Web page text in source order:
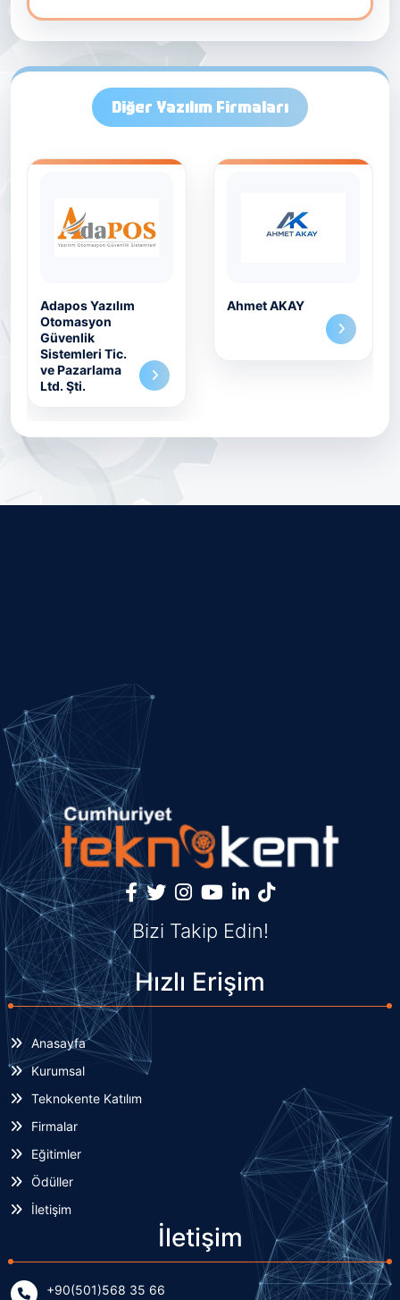
Diğer Yazılım Firmaları
Adapos Yazılım
Otomasyon
Güvenlik
Sistemleri Tic.
ve Pazarlama
Ltd. Şti.
Ahmet AKAY
Bizi Takip Edin!
Hızlı Erişim
Anasayfa
Kurumsal
Teknokente Katılım
Firmalar
Eğitimler
Ödüller
İletişim
İletişim
+90(501)568 35 66